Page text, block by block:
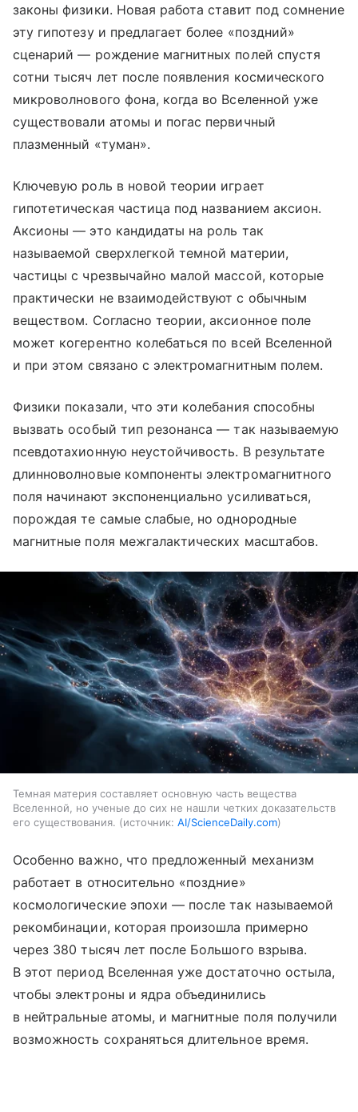
законы физики. Новая работа ставит под сомнение
эту гипотезу и предлагает более «поздний»
сценарий — рождение магнитных полей спустя
сотни тысяч лет после появления космического
микроволнового фона, когда во Вселенной уже
существовали атомы и погас первичный
плазменный «туман».
Ключевую роль в новой теории играет
гипотетическая частица под названием аксион.
Аксионы — это кандидаты на роль так
называемой сверхлегкой темной материи,
частицы с чрезвычайно малой массой, которые
практически не взаимодействуют с обычным
веществом. Согласно теории, аксионное поле
может когерентно колебаться по всей Вселенной
и при этом связано с электромагнитным полем.
Физики показали, что эти колебания способны
вызвать особый тип резонанса — так называемую
псевдотахионную неустойчивость. В результате
длинноволновые компоненты электромагнитного
поля начинают экспоненциально усиливаться,
порождая те самые слабые, но однородные
магнитные поля межгалактических масштабов.
Темная материя составляет основную часть вещества
Вселенной, но ученые до сих не нашли четких доказательств
его существования.
источник: AI/ScienceDaily.com
Особенно важно, что предложенный механизм
работает в относительно «поздние»
космологические эпохи — после так называемой
рекомбинации, которая произошла примерно
через 380 тысяч лет после Большого взрыва.
В этот период Вселенная уже достаточно остыла,
чтобы электроны и ядра объединились
в нейтральные атомы, и магнитные поля получили
возможность сохраняться длительное время.